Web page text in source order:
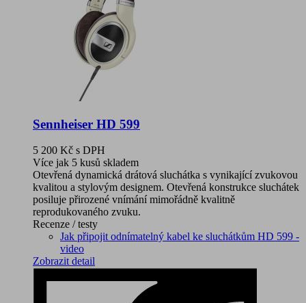
Sennheiser HD 599
5 200 Kč s DPH
Více jak 5 kusů skladem
Otevřená dynamická drátová sluchátka s vynikající zvukovou
kvalitou a stylovým designem. Otevřená konstrukce sluchátek
posiluje přirozené vnímání mimořádně kvalitně
reprodukovaného zvuku.
Recenze / testy
Jak připojit odnímatelný kabel ke sluchátkům HD 599 -
video
Zobrazit detail